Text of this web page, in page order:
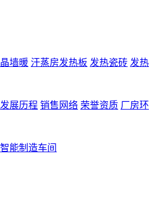
墙暖 汗蒸房发热板 发热瓷砖 发热
发展历程 销售网络 荣誉资质 厂房环
智能制造车间